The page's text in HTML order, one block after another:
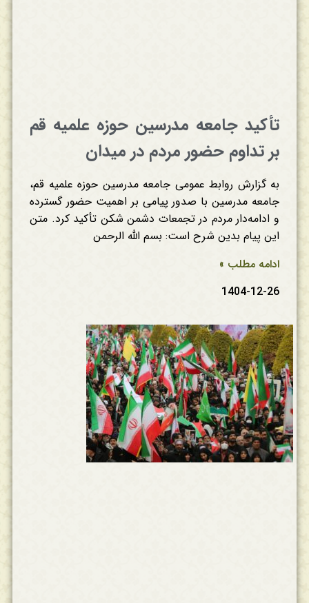
تأکید جامعه مدرسین حوزه علمیه قم
بر تداوم حضور مردم در میدان
به گزارش روابط عمومی جامعه مدرسین حوزه علمیه قم،
جامعه مدرسین با صدور پیامی بر اهمیت حضور گسترده
و ادامه‌دار مردم در تجمعات دشمن شکن تأکید کرد. متن
این پیام بدین شرح است: بسم الله الرحمن
ادامه مطلب »
1404-12-26